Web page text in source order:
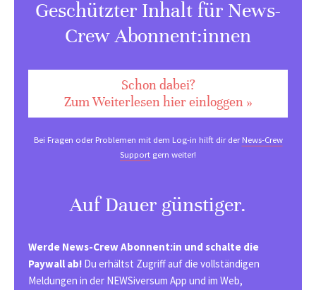
Geschützter Inhalt für News-
Crew Abonnent:innen
Schon dabei?
Zum Weiterlesen hier einloggen »
Bei Fragen oder Problemen mit dem Log-in hilft dir derNews-Crew
Support gern weiter!
Auf Dauer günstiger.
Werde News-Crew Abonnent:in und schalte die
Paywall ab! Du erhältst Zugriff auf die vollständigen
Meldungen in der NEWSiversum App und im Web,